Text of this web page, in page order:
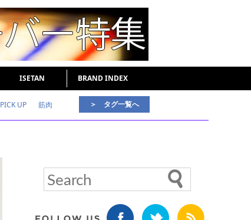
ISETAN BRAND INDEX
PICK UP 筋肉 ＞ タグ一覧へ